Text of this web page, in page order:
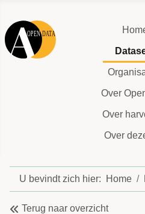
Over
Over
Over
U bevindt zich hier: Home
Terug naar overzicht